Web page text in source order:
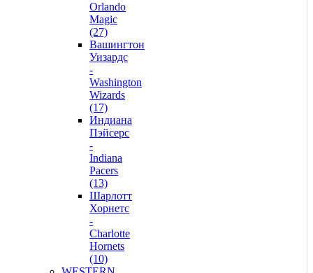
Orlando
Magic
(27)
Вашингтон
Уизардс
-
Washington
Wizards
(17)
Индиана
Пэйсерс
-
Indiana
Pacers
(13)
Шарлотт
Хорнетс
-
Charlotte
Hornets
(10)